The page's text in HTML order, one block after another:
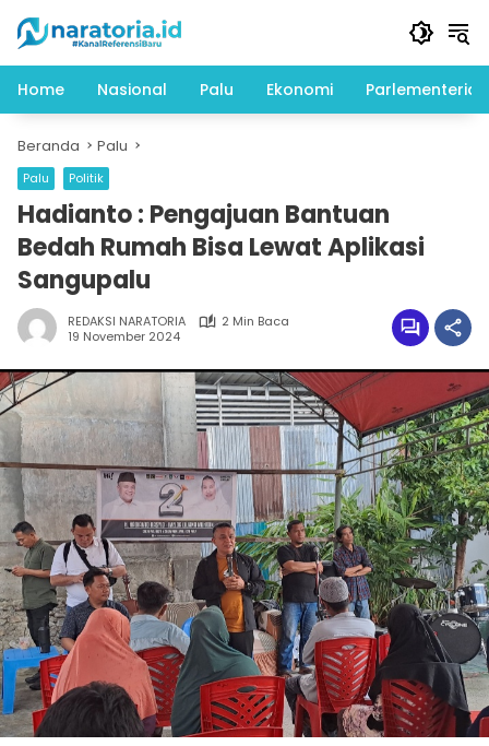
konten
Home
Nasional Palu Ekonomi Parlementeria
Beranda Palu
Palu Politik
Hadianto : Pengajuan Bantuan
Bedah Rumah Bisa Lewat Aplikasi
Sangupalu
REDAKSI NARATORIA
2 Min Baca
19 November 2024